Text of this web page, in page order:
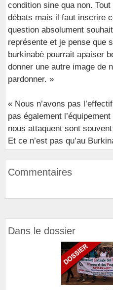
condition sine qua non.
débats mais il faut inscrire
question absolument
représente et je pense que
burkinabè pourrait apaiser
donner une autre image de
pardonner. »
« Nous n’avons pas
pas également
nous attaquent sont
Et ce n’est pas qu’au
Commentaires
Dans le dossier